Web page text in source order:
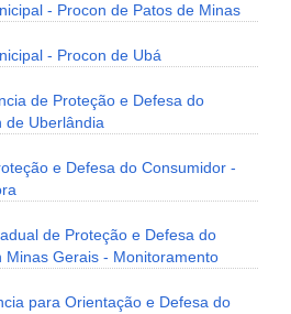
- Procon de Patos de Minas
- Procon de Ubá
de Proteção e Defesa do
de Uberlândia
e Defesa do Consumidor -
de Proteção e Defesa do
Minas Gerais - Monitoramento
para Orientação e Defesa do